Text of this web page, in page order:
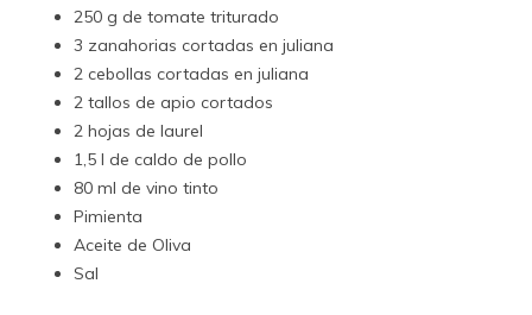
250 g de tomate triturado
3 zanahorias cortadas en juliana
2 cebollas cortadas en juliana
2 tallos de apio cortados
2 hojas de laurel
1,5 l de caldo de pollo
80 ml de vino tinto
Pimienta
Aceite de Oliva
Sal